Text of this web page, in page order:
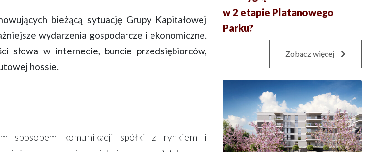
bieżącą sytuację Grupy Kapitałowej
wydarzenia gospodarcze i ekonomiczne.
słowa w internecie, buncie przedsiębiorców,
hossie.
sposobem komunikacji spółki z rynkiem i
w 2 etapie Platanowego
Parku?
Zobacz więcej